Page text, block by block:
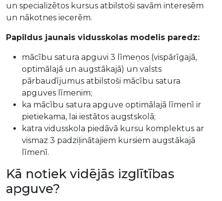
un specializētos kursus atbilstoši savām interesēm
un nākotnes iecerēm.
Papildus jaunais vidusskolas modelis paredz:
mācību satura apguvi 3 līmeņos (vispārīgajā,
optimālajā un augstākajā) un valsts
pārbaudījumus atbilstoši mācību satura
apguves līmenim;
ka mācību satura apguve optimālajā līmenī ir
pietiekama, lai iestātos augstskolā;
katra vidusskola piedāvā kursu komplektus ar
vismaz 3 padziļinātajiem kursiem augstākajā
līmenī.
Kā notiek vidējās izglītības
apguve?